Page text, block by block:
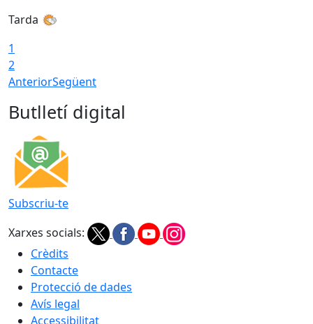
Tarda
1
2
AnteriorSegüent
Butlletí digital
Subscriu-te
Xarxes socials:
Crèdits
Contacte
Protecció de dades
Avís legal
Accessibilitat